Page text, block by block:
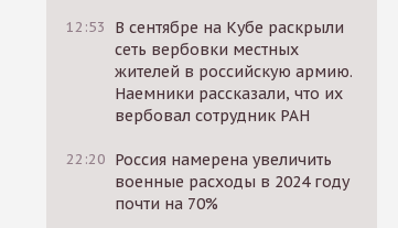
12:53
В сентябре на Кубе раскрыли
сеть вербовки местных
жителей в российскую армию.
Наемники рассказали, что их
вербовал сотрудник РАН
22:20 Россия намерена увеличить
военные расходы в 2024 году
почти на 70%